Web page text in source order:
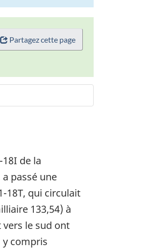
Partagez cette page
de la
passé une
18T, qui circulait
133,54) à
le sud ont
y compris